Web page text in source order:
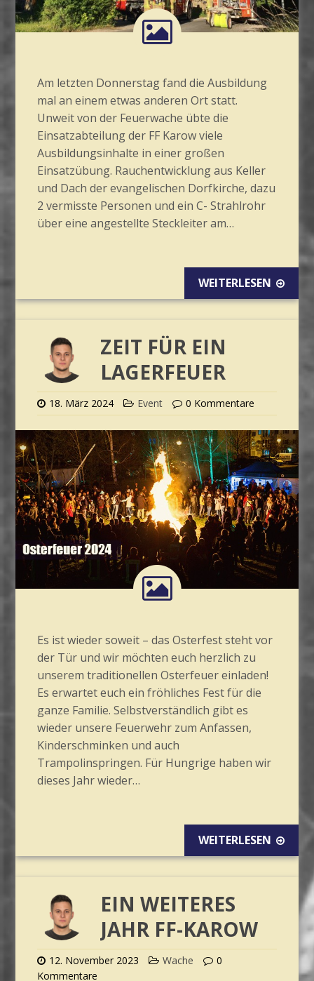
Am letzten Donnerstag fand die Ausbildung
mal an einem etwas anderen Ort statt.
Unweit von der Feuerwache übte die
Einsatzabteilung der FF Karow viele
Ausbildungsinhalte in einer großen
Einsatzübung. Rauchentwicklung aus Keller
und Dach der evangelischen Dorfkirche, dazu
2 vermisste Personen und ein C- Strahlrohr
über eine angestellte Steckleiter am…
WEITERLESEN
ZEIT FÜR EIN
LAGERFEUER
18. März 2024 Event 0 Kommentare
Es ist wieder soweit – das Osterfest steht vor
der Tür und wir möchten euch herzlich zu
unserem traditionellen Osterfeuer einladen!
Es erwartet euch ein fröhliches Fest für die
ganze Familie. Selbstverständlich gibt es
wieder unsere Feuerwehr zum Anfassen,
Kinderschminken und auch
Trampolinspringen. Für Hungrige haben wir
dieses Jahr wieder…
WEITERLESEN
EIN WEITERES
JAHR FF-KAROW
12. November 2023 Wache
0
Kommentare